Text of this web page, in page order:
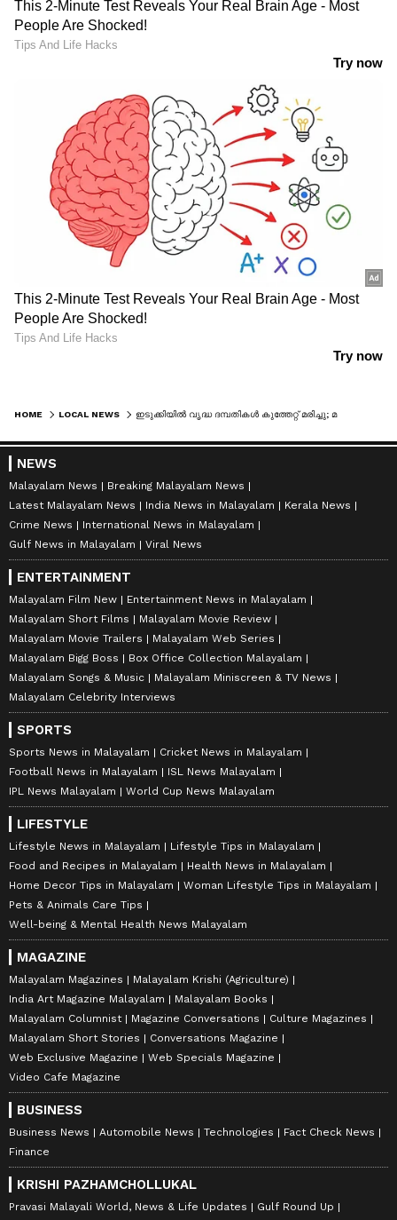
HOME LOCAL NEWS ഇടുക്കിയിൽ വൃദ്ധ ദമ്പതികൾ കുത്തേറ്റ് മരിച്ചു; മകനെ തിരഞ്ഞ് പൊലീസ്
NEWS
Malayalam News
Breaking Malayalam News
Latest Malayalam News
India News in Malayalam
Kerala News
Crime News
International News in Malayalam
Gulf News in Malayalam
Viral News
ENTERTAINMENT
Malayalam Film New
Entertainment News in Malayalam
Malayalam Short Films
Malayalam Movie Review
Malayalam Movie Trailers
Malayalam Web Series
Malayalam Bigg Boss
Box Office Collection Malayalam
Malayalam Songs & Music
Malayalam Miniscreen & TV News
Malayalam Celebrity Interviews
SPORTS
Sports News in Malayalam
Cricket News in Malayalam
Football News in Malayalam
ISL News Malayalam
IPL News Malayalam
World Cup News Malayalam
LIFESTYLE
Lifestyle News in Malayalam
Lifestyle Tips in Malayalam
Food and Recipes in Malayalam
Health News in Malayalam
Home Decor Tips in Malayalam
Woman Lifestyle Tips in Malayalam
Pets & Animals Care Tips
Well-being & Mental Health News Malayalam
MAGAZINE
Malayalam Magazines
Malayalam Krishi (Agriculture)
India Art Magazine Malayalam
Malayalam Books
Malayalam Columnist
Magazine Conversations
Culture Magazines
Malayalam Short Stories
Conversations Magazine
Web Exclusive Magazine
Web Specials Magazine
Video Cafe Magazine
BUSINESS
Business News Automobile News Technologies
Fact Check News
Finance
KRISHI PAZHAMCHOLLUKAL
Pravasi Malayali World, News & Life Updates Gulf Round Up